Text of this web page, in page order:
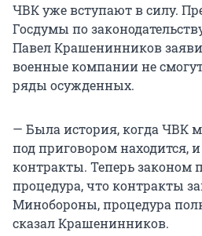
ЧВК уже вступают в силу.
Госдумы по
Павел Крашенинников
военные компании не
ряды осужденных.
— Была история, когда ЧВК
под приговором находится,
контракты. Теперь законом
процедура, что контракты
Минобороны, процедура
сказал Крашенинников.